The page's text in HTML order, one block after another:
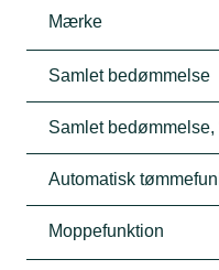
Mærke
Samlet bedømmelse
Samlet bedømmelse,
Automatisk
Moppefunktion